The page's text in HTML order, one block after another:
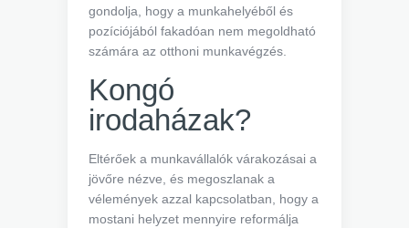
gondolja, hogy a munkahelyéből és
pozíciójából fakadóan nem megoldható
számára az otthoni munkavégzés.
Kongó
irodaházak?
Eltérőek a munkavállalók várakozásai a
jövőre nézve, és megoszlanak a
vélemények azzal kapcsolatban, hogy a
mostani helyzet mennyire reformálja